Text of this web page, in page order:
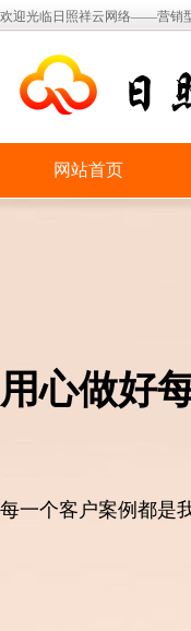
欢迎光临日照祥云网络——营销
网站首页
用心做好
每一个客户案例都是